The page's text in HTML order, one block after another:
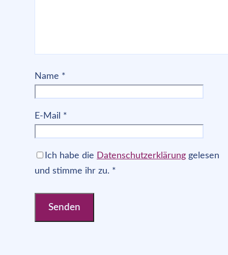
Name *
E-Mail *
Ich habe die Datenschutzerklärung gelesen
und stimme ihr zu. *